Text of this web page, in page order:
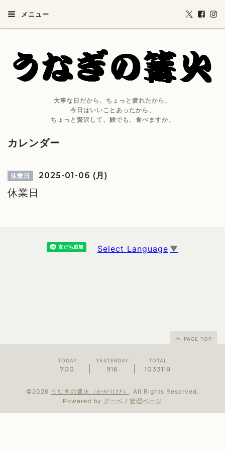
メニュー
大事な日だから、ちょっと疲れたから、
今日はいいことあったから、
ちょっと贅沢して、鰻でも、食べますか。
カレンダー
休業日 2025-01-06 (月)
休業日
Select Language ▼
PAGE TOP
TODAY
700
YESTERDAY
916
TOTAL
1033118
©2026 うなぎの篝火（かがりび） . All Rights Reserved.
Powered by グーペ / 管理ページ